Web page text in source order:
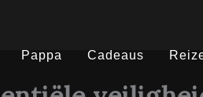
Pappa Cadeaus